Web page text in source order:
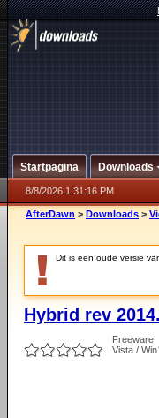
Startpagina Downloads
8/8/2026 1:31:16 PM
AfterDawn > Downloads >
Dit is een oude versie
Hybrid rev
Freeware
Vista /